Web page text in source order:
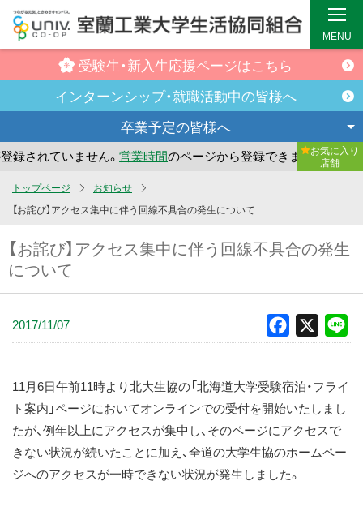
ン
テ
受験生・新入生応援ページはこちら
インターンシップ・就職活動中の皆様へ
卒業予定の皆様へ
されていません。営業時間のページから登録できます。お気に入り
店舗
MENU
トップページ
お知らせ
【お詫び】アクセス集中に伴う回線不具合の発生について
【お詫び】アクセス集中に伴う回線不具合の発生
について
2017/11/07 Facebook
11月6日午前11時より北大生協の「北海道大学受験宿泊・フライ
ト案内」ページにおいてオンラインでの受付を開始いたしまし
たが、例年以上にアクセスが集中し、そのページにアクセスで
きない状況が続いたことに加え、全道の大学生協のホームペー
ジへのアクセスが一時できない状況が発生しました。